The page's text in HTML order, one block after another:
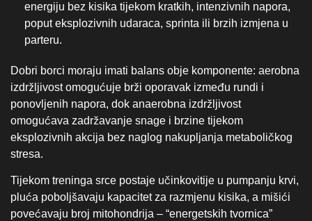
energiju bez kisika tijekom kratkih, intenzivnih napora,
poput eksplozivnih udaraca, sprinta ili brzih izmjena u
parteru.
Dobri borci moraju imati balans obje komponente: aerobna
izdržljivost omogućuje brži oporavak između rundi i
ponovljenih napora, dok anaerobna izdržljivost
omogućava zadržavanje snage i brzine tijekom
eksplozivnih akcija bez naglog nakupljanja metaboličkog
stresa.
Tijekom treninga srce postaje učinkovitije u pumpanju krvi,
pluća poboljšavaju kapacitet za razmjenu kisika, a mišići
povećavaju broj mitohondrija – “energetskih tvornica”